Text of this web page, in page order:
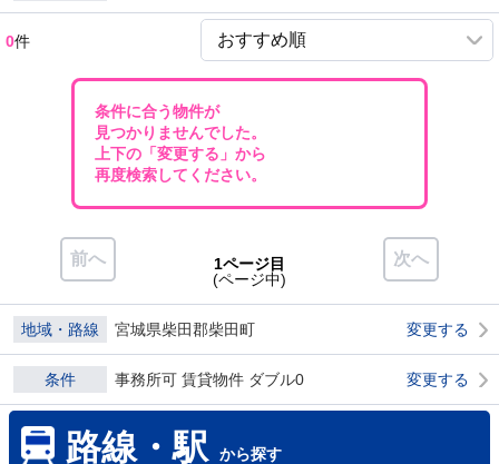
0件
条件に合う物件が
見つかりませんでした。
上下の「変更する」から
再度検索してください。
前へ 次へ
1ページ目
(ページ中)
地域・路線 宮城県柴田郡柴田町 変更する
条件 事務所可 賃貸物件 ダブル0 変更する
路線・駅 から探す